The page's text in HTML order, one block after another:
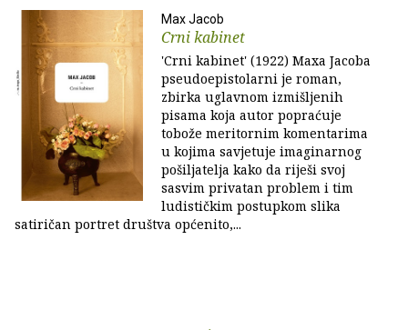
Max Jacob
Crni kabinet
'Crni kabinet' (1922) Maxa Jacoba
pseudoepistolarni je roman,
zbirka uglavnom izmišljenih
pisama koja autor popraćuje
tobože meritornim komentarima
u kojima savjetuje imaginarnog
pošiljatelja kako da riješi svoj
sasvim privatan problem i tim
ludističkim postupkom slika
satiričan portret društva općenito,...